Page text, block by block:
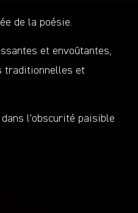
de la poésie.
et envoûtantes,
traditionnelles et
l’obscurité paisible